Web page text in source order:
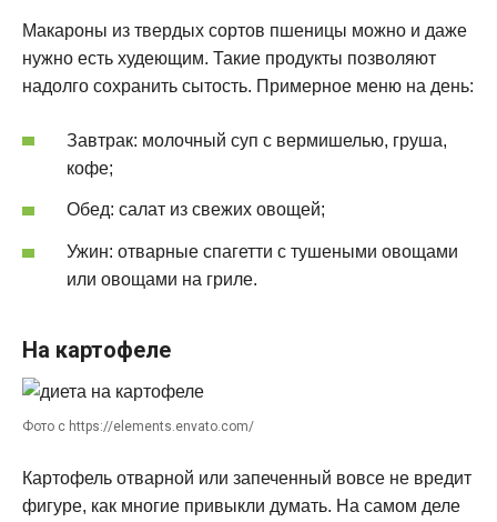
Макароны из твердых сортов пшеницы можно и даже
нужно есть худеющим. Такие продукты позволяют
надолго сохранить сытость. Примерное меню на день:
Завтрак: молочный суп с вермишелью, груша,
кофе;
Обед: салат из свежих овощей;
Ужин: отварные спагетти с тушеными овощами
или овощами на гриле.
На картофеле
Фото с https://elements.envato.com/
Картофель отварной или запеченный вовсе не вредит
фигуре, как многие привыкли думать. На самом деле